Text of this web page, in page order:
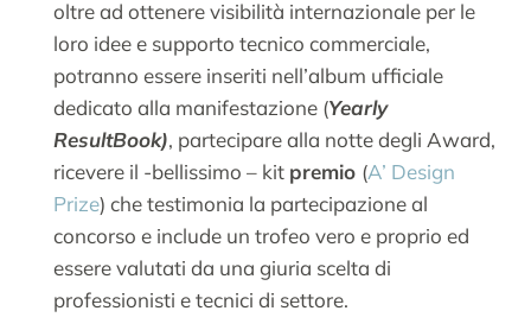
oltre ad ottenere visibilità internazionale per le
loro idee e supporto tecnico commerciale,
potranno essere inseriti nell’album ufficiale
dedicato alla manifestazione (Yearly
ResultBook), partecipare alla notte degli Award,
ricevere il -bellissimo – kit premio (A’ Design
Prize) che testimonia la partecipazione al
concorso e include un trofeo vero e proprio ed
essere valutati da una giuria scelta di
professionisti e tecnici di settore.